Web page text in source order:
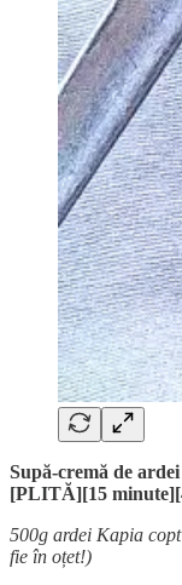
Supă-cremă de
[PLITĂ][15
500g ardei Kapia
fie în oțet!)